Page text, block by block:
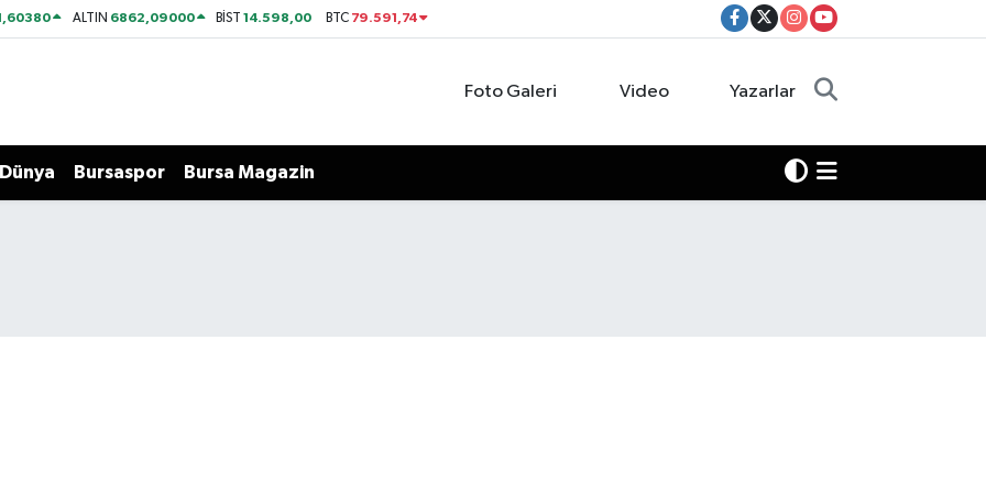
ALTIN 6862,09000 BİST14.598,00 BTC 79.591,74
Foto Galeri Video Yazarlar
Dünya Bursaspor Bursa Magazin